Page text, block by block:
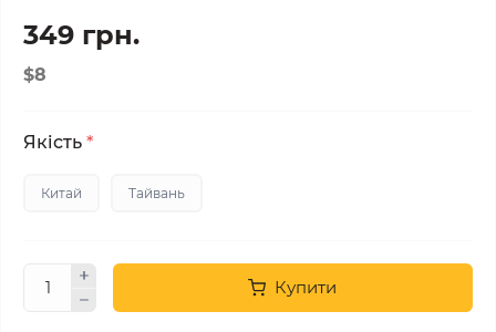
349 грн.
$8
Якість *
Китай Тайвань
Купити